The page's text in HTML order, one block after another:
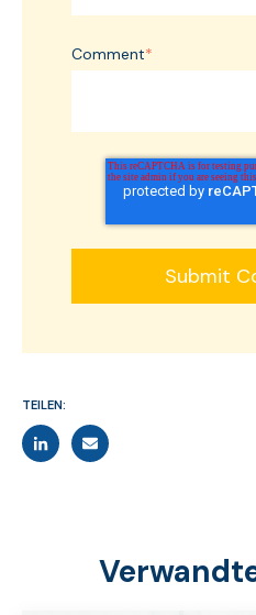
Comment*
TEILEN: